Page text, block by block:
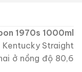
1970s 1000ml
Kentucky Straight
ở nồng độ 80,6